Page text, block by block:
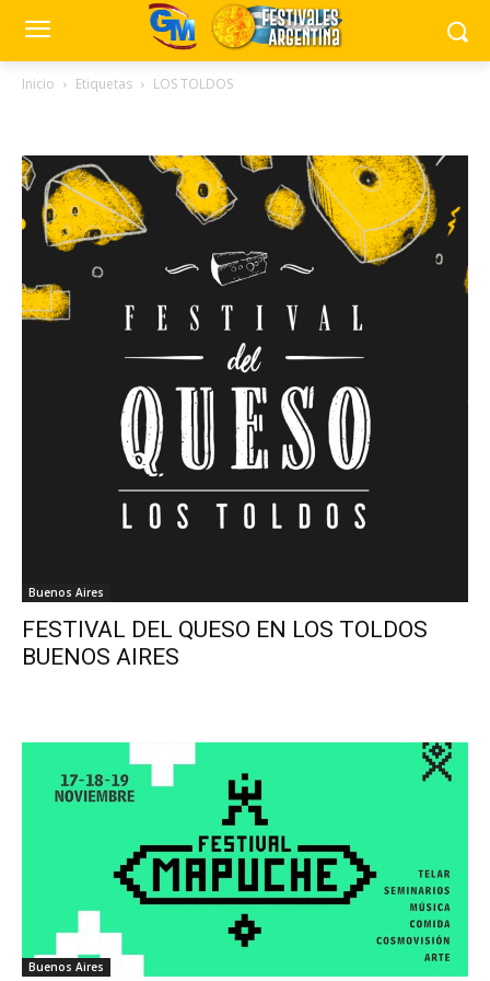
Inicio Etiquetas LOS TOLDOS
Buenos Aires
FESTIVAL DEL QUESO EN LOS TOLDOS
BUENOS AIRES
Buenos Aires